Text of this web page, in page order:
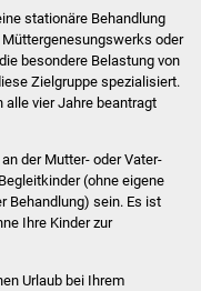
/ Bebauungspläne
2021
stationäre Behandlung
oder
besondere Belastung von
Zielgruppe spezialisiert.
alle vier Jahre beantragt
der Mutter- oder Vater-
(ohne eigene
Behandlung) sein. Es ist
Ihre Kinder zur
Urlaub bei Ihrem